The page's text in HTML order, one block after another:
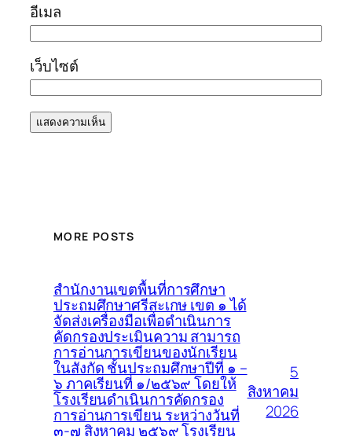
อีเมล
เว็บไซต์
MORE POSTS
สำนักงานเขตพื้นที่การศึกษา
ประถมศึกษาศรีสะเกษ เขต ๑ ได้
จัดส่งเครื่องมือเพื่อดำเนินการ
คัดกรองประเมินความ สามารถ
การอ่านการเขียนของนักเรียน
ในสังกัด ชั้นประถมศึกษาปีที่ ๑ –
๖ ภาคเรียนที่ ๑/๒๕๖๙ โดยให้
โรงเรียนดำเนินการคัดกรอง
การอ่านการเขียน ระหว่างวันที่
๓-๗ สิงหาคม ๒๕๖๙ โรงเรียน
5
สิงหาคม
2026